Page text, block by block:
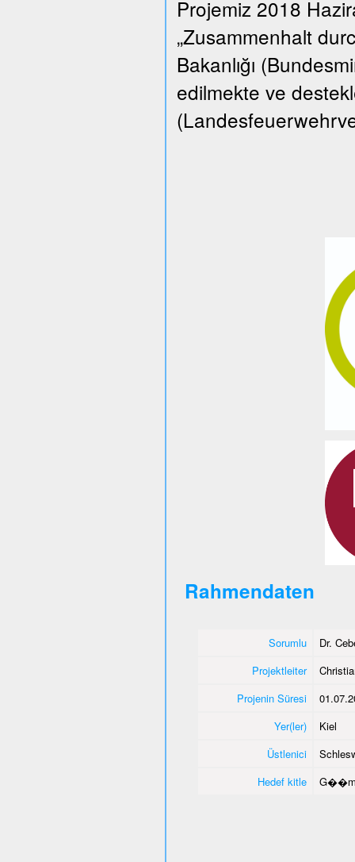
Projemiz 2018
„Zusammenhalt
Bakanlığı
edilmekte ve
Rahmendaten
Sorumlu
Dr.
Projektleiter
Projenin Süresi
Yer(ler)
Kiel
Üstlenici
Hedef kitle